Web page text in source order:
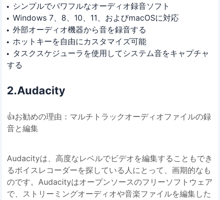
シンプルでパワフルなオーディオ録音ソフト
Windows 7、8、10、11、およびmacOSに対応
外部オーディオ機器から音を録音する
ホットキーを自由にカスタマイズ可能
タスクスケジューラを使用してシステム音をキャプチャ
する
2️.Audacity
👍お勧めの理由：マルチトラックオーディオファイルの録
音と編集
Audacityは、高度なレベルでビデオを編集することもでき
るボイスレコーダーを探している人にとって、画期的なも
のです。Audacityはオープンソースのフリーソフトウェア
で、ストリーミングオーディオや音楽ファイルを編集した